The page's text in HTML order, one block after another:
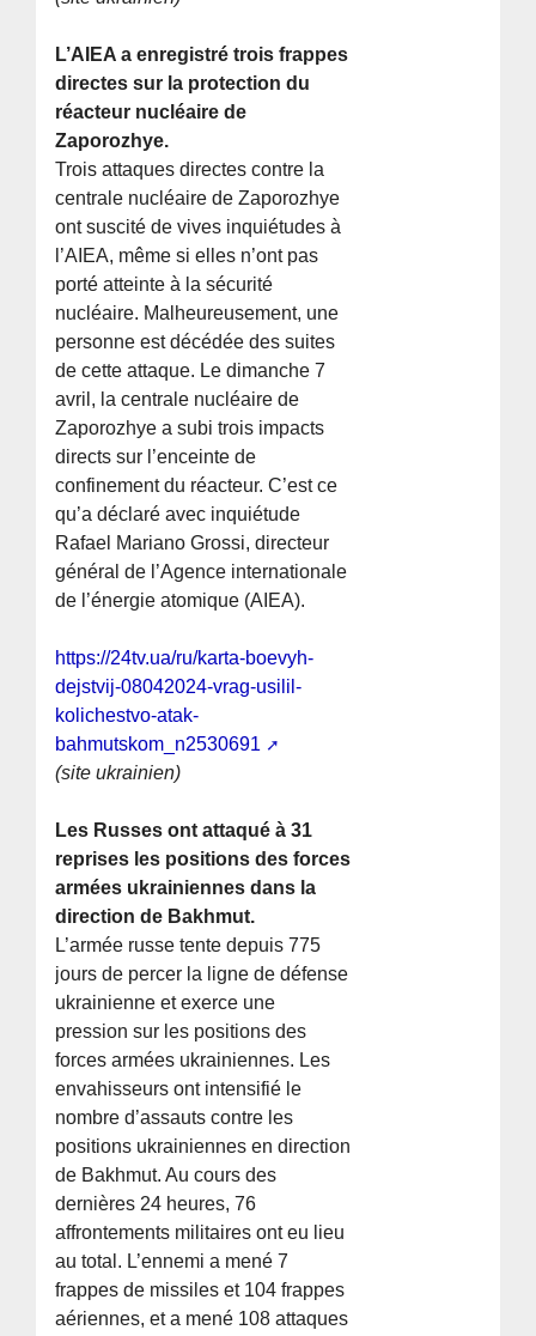
L’AIEA a enregistré trois frappes
directes sur la protection du
réacteur nucléaire de
Zaporozhye.
Trois attaques directes contre la
centrale nucléaire de Zaporozhye
ont suscité de vives inquiétudes à
l’AIEA, même si elles n’ont pas
porté atteinte à la sécurité
nucléaire. Malheureusement, une
personne est décédée des suites
de cette attaque. Le dimanche 7
avril, la centrale nucléaire de
Zaporozhye a subi trois impacts
directs sur l’enceinte de
confinement du réacteur. C’est ce
qu’a déclaré avec inquiétude
Rafael Mariano Grossi, directeur
général de l’Agence internationale
de l’énergie atomique (AIEA).
https://24tv.ua/ru/karta-boevyh-
dejstvij-08042024-vrag-usilil-
kolichestvo-atak-
bahmutskom_n2530691
(site ukrainien)
Les Russes ont attaqué à 31
reprises les positions des forces
armées ukrainiennes dans la
direction de Bakhmut.
L’armée russe tente depuis 775
jours de percer la ligne de défense
ukrainienne et exerce une
pression sur les positions des
forces armées ukrainiennes. Les
envahisseurs ont intensifié le
nombre d’assauts contre les
positions ukrainiennes en direction
de Bakhmut. Au cours des
dernières 24 heures, 76
affrontements militaires ont eu lieu
au total. L’ennemi a mené 7
frappes de missiles et 104 frappes
aériennes, et a mené 108 attaques